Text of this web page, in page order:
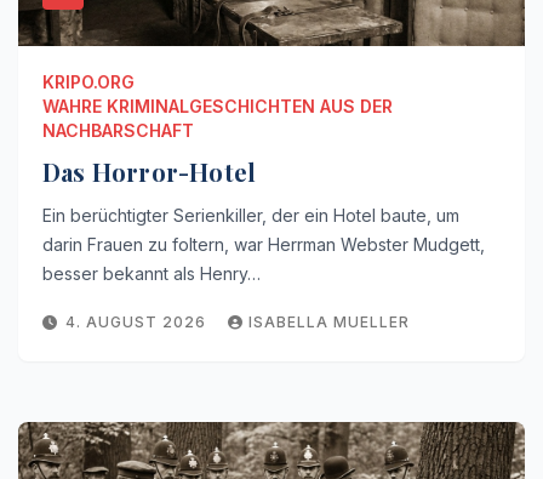
KRIPO.ORG
WAHRE KRIMINALGESCHICHTEN AUS DER
NACHBARSCHAFT
Das Horror-Hotel
Ein berüchtigter Serienkiller, der ein Hotel baute, um
darin Frauen zu foltern, war Herrman Webster Mudgett,
besser bekannt als Henry…
4. AUGUST 2026 ISABELLA MUELLER